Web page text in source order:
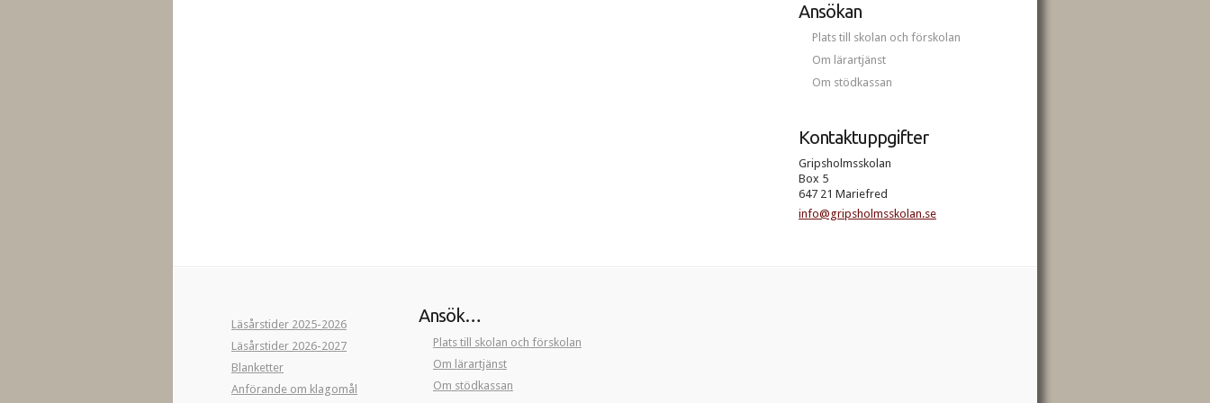
Ansökan
Plats till skolan och förskolan
Om lärartjänst
Om stödkassan
Kontaktuppgifter
Gripsholmsskolan
Box 5
647 21 Mariefred
info@gripsholmsskolan.se
Läsårstider 2025-2026
Läsårstider 2026-2027
Blanketter
Anförande om klagomål
Ansök…
Plats till skolan och förskolan
Om lärartjänst
Om stödkassan